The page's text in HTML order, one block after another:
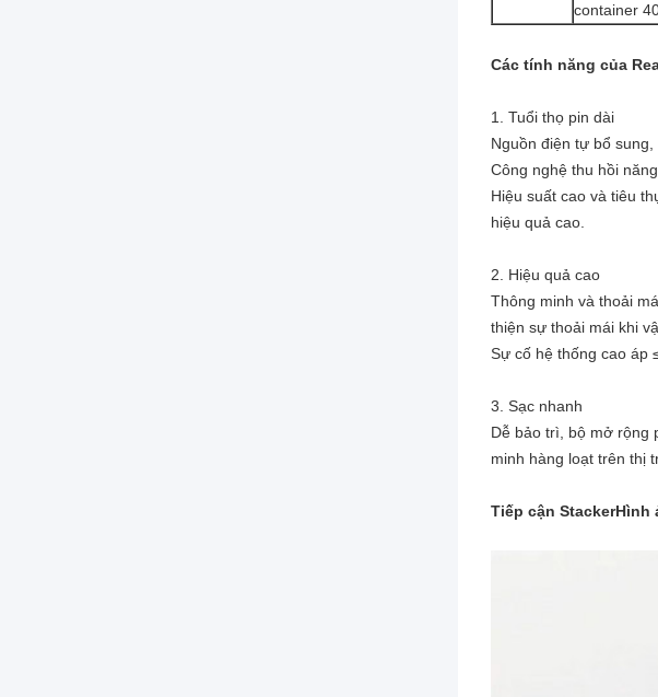
container
Các tính năng của
1. Tuổi thọ pin dài
Nguồn điện tự bổ
Công nghệ thu hồi
Hiệu suất cao và tiêu
hiệu quả cao.
2. Hiệu quả cao
Thông minh và thoải
thiện sự thoải mái khi
Sự cố hệ thống cao áp
3. Sạc nhanh
Dễ bảo trì, bộ mở rộng
minh hàng loạt trên thị
Tiếp cận StackerHình